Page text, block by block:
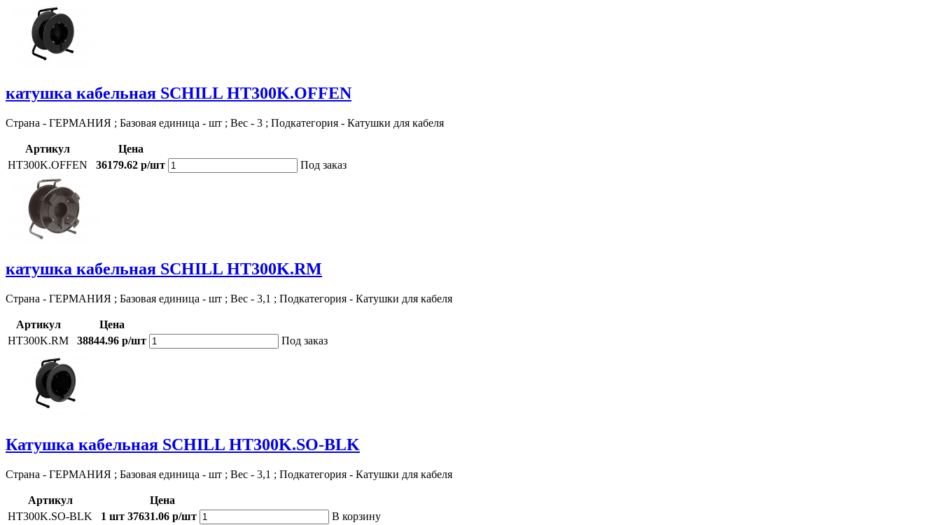
катушка кабельная SCHILL HT300K.OFFEN
Страна - ГЕРМАНИЯ ; Базовая единица - шт ; Вес - 3 ; Подкатегория - Катушки для кабеля
Артикул
Цена
HT300K.OFFEN
36179.62 р/шт Под заказ
катушка кабельная SCHILL HT300K.RM
Страна - ГЕРМАНИЯ ; Базовая единица - шт ; Вес - 3,1 ; Подкатегория - Катушки для кабеля
Артикул
Цена
HT300K.RM
38844.96 р/шт Под заказ
Катушка кабельная SCHILL HT300K.SO-BLK
Страна - ГЕРМАНИЯ ; Базовая единица - шт ; Вес - 3,1 ; Подкатегория - Катушки для кабеля
Артикул
Цена
HT300K.SO-BLK
1 шт 37631.06 р/шт В корзину